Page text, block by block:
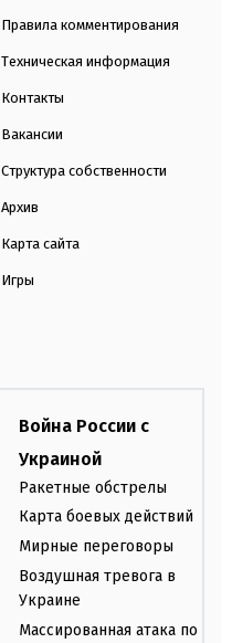
Правила комментирования
Техническая информация
Контакты
Вакансии
Структура собственности
Архив
Карта сайта
Игры
Война России с
Украиной
Ракетные обстрелы
Карта боевых действий
Мирные переговоры
Воздушная тревога в
Украине
Массированная атака по